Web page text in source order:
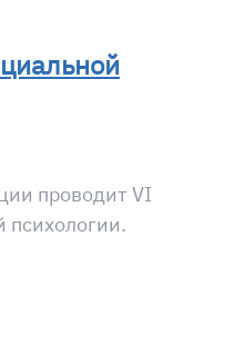
проводит VI
психологии.